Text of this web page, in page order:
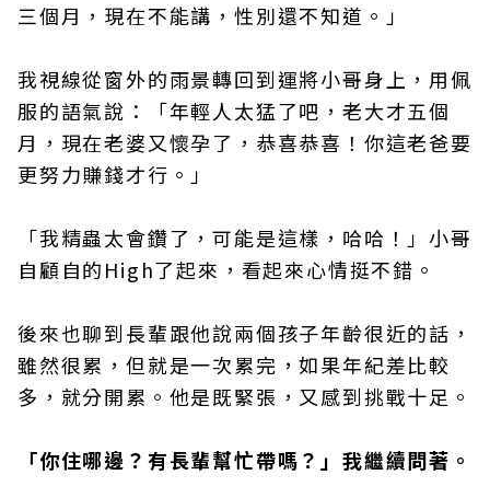
三個月，現在不能講，性別還不知道。」
我視線從窗外的雨景轉回到運將小哥身上，用佩
服的語氣說：「年輕人太猛了吧，老大才五個
月，現在老婆又懷孕了，恭喜恭喜！你這老爸要
更努力賺錢才行。」
「我精蟲太會鑽了，可能是這樣，哈哈！」小哥
自顧自的High了起來，看起來心情挺不錯。
後來也聊到長輩跟他說兩個孩子年齡很近的話，
雖然很累，但就是一次累完，如果年紀差比較
多，就分開累。他是既緊張，又感到挑戰十足。
「你住哪邊？有長輩幫忙帶嗎？」我繼續問著。